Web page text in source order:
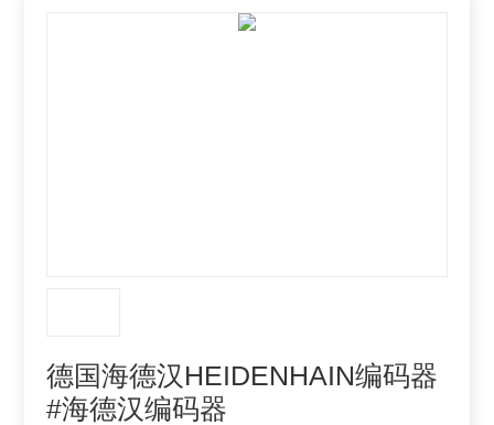
德国海德汉HEIDENHAIN编码器
#海德汉编码器